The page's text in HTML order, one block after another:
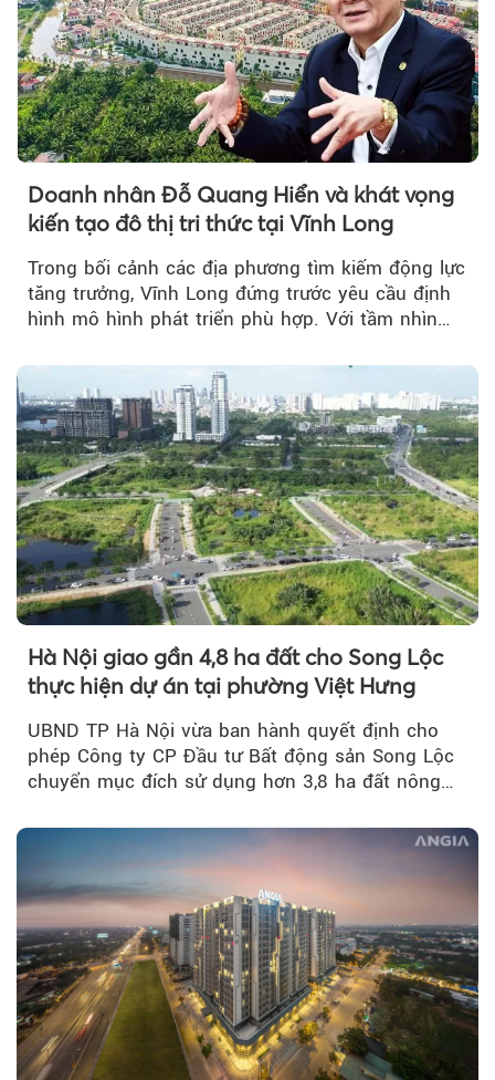
Doanh nhân Đỗ Quang Hiển và khát vọng
kiến tạo đô thị tri thức tại Vĩnh Long
Trong bối cảnh các địa phương tìm kiếm động lực
tăng trưởng, Vĩnh Long đứng trước yêu cầu định
hình mô hình phát triển phù hợp. Với tầm nhìn
Hà Nội giao gần 4,8 ha đất cho Song Lộc
thực hiện dự án tại phường Việt Hưng
UBND TP Hà Nội vừa ban hành quyết định cho
phép Công ty CP Đầu tư Bất động sản Song Lộc
chuyển mục đích sử dụng hơn 3,8 ha đất nông